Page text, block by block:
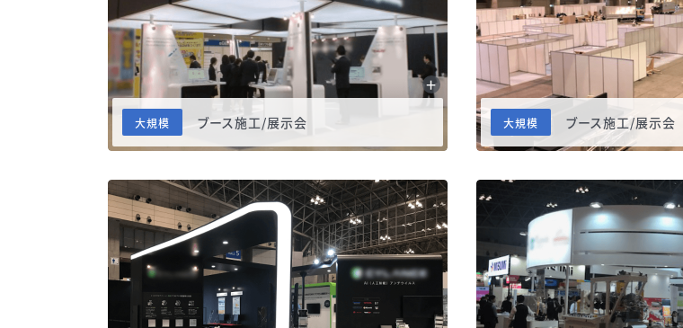
大規模 ブース施工/展示会 大規模 ブース施工/展示会